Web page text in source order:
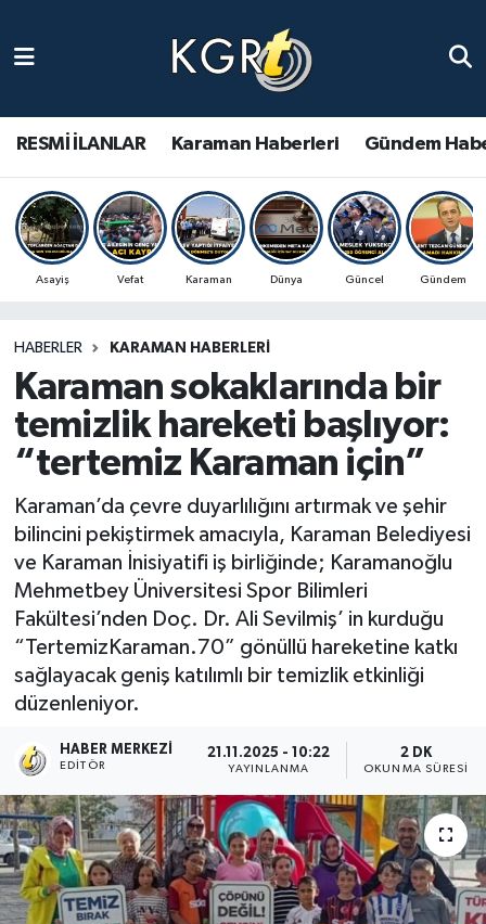
RESMİ İLANLAR Karaman Haberleri Gündem
Asayiş Vefat Karaman Dünya Güncel Gündem
HABERLER KARAMAN HABERLERI
Karaman sokaklarında bir
temizlik hareketi başlıyor:
“tertemiz Karaman için”
Karaman’da çevre duyarlılığını artırmak ve şehir
bilincini pekiştirmek amacıyla, Karaman Belediyesi
ve Karaman İnisiyatifi iş birliğinde; Karamanoğlu
Mehmetbey Üniversitesi Spor Bilimleri
Fakültesi’nden Doç. Dr. Ali Sevilmiş’ in kurduğu
“TertemizKaraman.70” gönüllü hareketine katkı
sağlayacak geniş katılımlı bir temizlik etkinliği
düzenleniyor.
HABER MERKEZI
EDITÖR
21.11.2025 - 10:22
YAYINLANMA
2 DK
OKUNMA SÜRESI
Gündem Haberleri
Güncel Haberler
Spor Haberleri
Ulusal Haberler
Vefat Edenler